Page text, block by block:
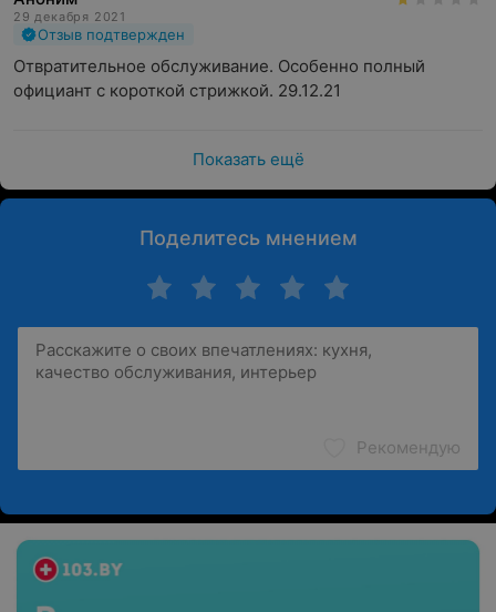
29 декабря 2021
Отзыв подтвержден
Отвратительное обслуживание. Особенно полный
официант с короткой стрижкой. 29.12.21
Показать ещё
Поделитесь мнением
Рекомендую